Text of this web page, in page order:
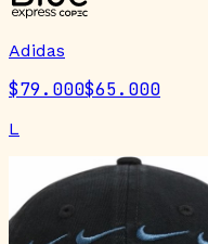
Adidas
$79.000$65.000
L